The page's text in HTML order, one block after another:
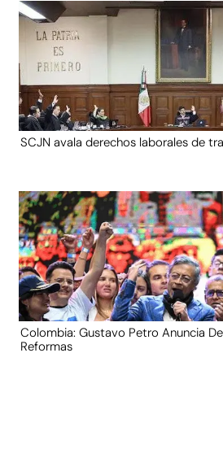
SCJN avala derechos laborales de
Colombia: Gustavo Petro Anuncia
Reformas